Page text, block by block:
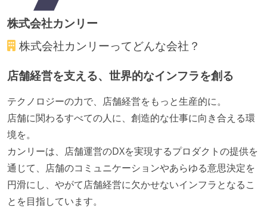
全てのコードをバージョン管理ツールで管理している
各メンバーが実装したコードのマージは Pull Request
ベースで行われる
ビルド、自動デプロイ環境が整備されている
Code）の環境が整備されている
オープンな情報共有
KPI などチームの目標・実績値について、メンバーの
誰もがいつでも閲覧可能になっている
ドキュメントの整備やペアプロ、モブワークなど、ナ
レッジの共有を積極的に行っている（属人性を減らす
株式会社カンリー
株式会社カンリーってどんな会社？
店舗経営を支える、世界的なインフラを創る
テクノロジーの力で、店舗経営をもっと生産的に。
店舗に関わるすべての人に、創造的な仕事に向き合える環
境を。
カンリーは、店舗運営のDXを実現するプロダクトの提供を
通じて、店舗のコミュニケーションやあらゆる意思決定を
円滑にし、やがて店舗経営に欠かせないインフラとなるこ
とを目指しています。